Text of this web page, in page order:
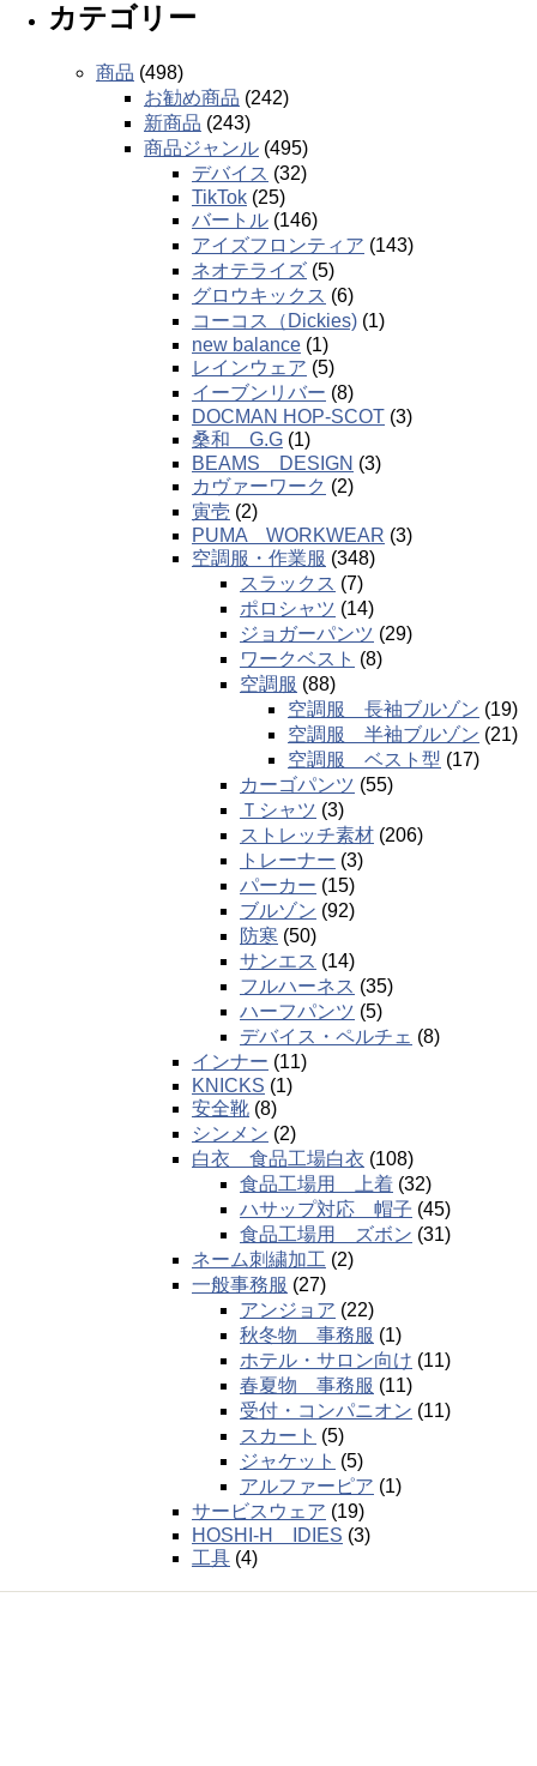
カテゴリー
商品 (498)
お勧め商品 (242)
新商品 (243)
商品ジャンル (495)
デバイス (32)
TikTok (25)
バートル (146)
アイズフロンティア (143)
ネオテライズ (5)
グロウキックス (6)
コーコス（Dickies) (1)
new balance (1)
レインウェア (5)
イーブンリバー (8)
DOCMAN HOP-SCOT (3)
桑和 G.G (1)
BEAMS DESIGN (3)
カヴァーワーク (2)
寅壱 (2)
PUMA WORKWEAR (3)
空調服・作業服 (348)
スラックス (7)
ポロシャツ (14)
ジョガーパンツ (29)
ワークベスト (8)
空調服 (88)
空調服 長袖ブルゾン (19)
空調服 半袖ブルゾン (21)
空調服 ベスト型 (17)
カーゴパンツ (55)
Ｔシャツ (3)
ストレッチ素材 (206)
トレーナー (3)
パーカー (15)
ブルゾン (92)
防寒 (50)
サンエス (14)
フルハーネス (35)
ハーフパンツ (5)
デバイス・ペルチェ (8)
インナー (11)
KNICKS (1)
安全靴 (8)
シンメン (2)
白衣 食品工場白衣 (108)
食品工場用 上着 (32)
ハサップ対応 帽子 (45)
食品工場用 ズボン (31)
ネーム刺繍加工 (2)
一般事務服 (27)
アンジョア (22)
秋冬物 事務服 (1)
ホテル・サロン向け (11)
春夏物 事務服 (11)
受付・コンパニオン (11)
スカート (5)
ジャケット (5)
アルファーピア (1)
サービスウェア (19)
HOSHI-H IDIES (3)
工具 (4)